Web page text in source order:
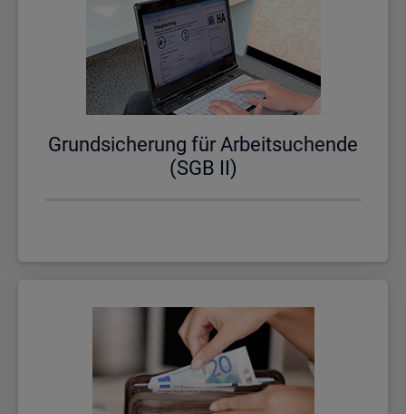
Grund­si­che­rung für Ar­beit­su­chen­de
(SGB II)